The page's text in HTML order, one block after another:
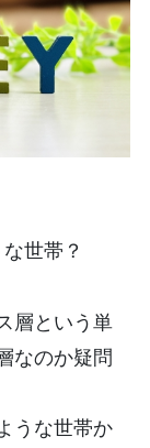
世帯？
層という単
なのか疑問
うな世帯か